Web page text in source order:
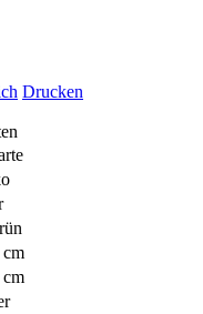
Drucken
cm
cm